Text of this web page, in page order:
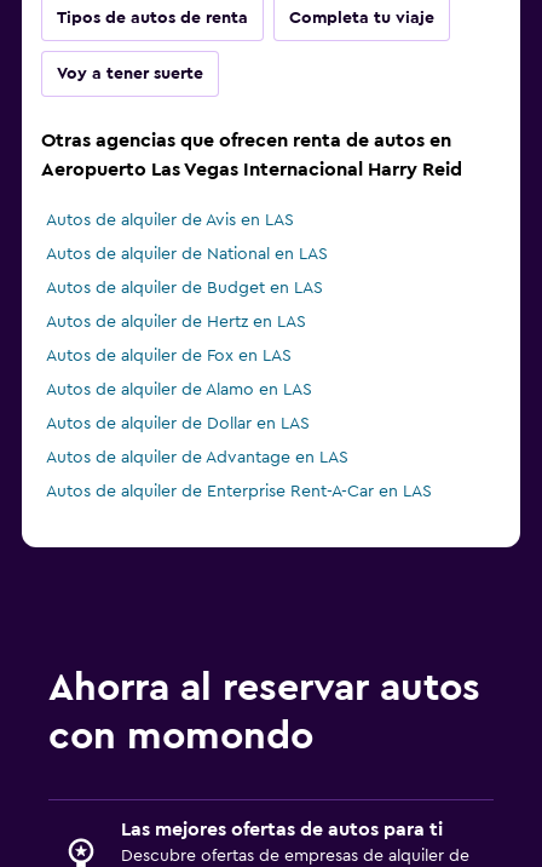
Tipos de autos de renta Completa tu viaje
Voy a tener suerte
Otras agencias que ofrecen renta de autos en
Aeropuerto Las Vegas Internacional Harry Reid
Autos de alquiler de Avis en LAS
Autos de alquiler de National en LAS
Autos de alquiler de Budget en LAS
Autos de alquiler de Hertz en LAS
Autos de alquiler de Fox en LAS
Autos de alquiler de Alamo en LAS
Autos de alquiler de Dollar en LAS
Autos de alquiler de Advantage en LAS
Autos de alquiler de Enterprise Rent-A-Car en LAS
Ahorra al reservar autos
con momondo
Las mejores ofertas de autos para ti
Descubre ofertas de empresas de alquiler de